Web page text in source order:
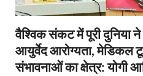
वैश्विक संकट में पूरी दुनिया ने
आयुर्वेद आरोग्यता, मेडिकल
संभावनाओं का क्षेत्र: योगी